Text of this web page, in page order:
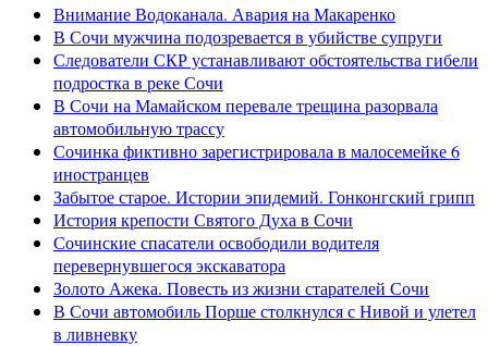
Внимание Водоканала. Авария на Макаренко
В Сочи мужчина подозревается в убийстве супруги
Следователи СКР устанавливают обстоятельства гибели
подростка в реке Сочи
В Сочи на Мамайском перевале трещина разорвала
автомобильную трассу
Сочинка фиктивно зарегистрировала в малосемейке 6
иностранцев
Забытое старое. Истории эпидемий. Гонконгский грипп
История крепости Святого Духа в Сочи
Сочинские спасатели освободили водителя
перевернувшегося экскаватора
Золото Ажека. Повесть из жизни старателей Сочи
В Сочи автомобиль Порше столкнулся с Нивой и улетел
в ливневку